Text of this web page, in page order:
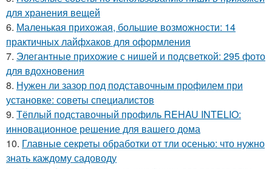
для хранения вещей
6. Маленькая прихожая, большие возможности: 14
практичных лайфхаков для оформления
7. Элегантные прихожие с нишей и подсветкой: 295 фото
для вдохновения
8. Нужен ли зазор под подставочным профилем при
установке: советы специалистов
9. Тёплый подставочный профиль REHAU INTELIO:
инновационное решение для вашего дома
10. Главные секреты обработки от тли осенью: что нужно
знать каждому садоводу